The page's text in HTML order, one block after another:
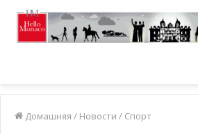
Домашняя / Новости / Спорт